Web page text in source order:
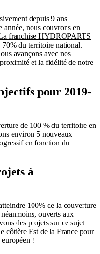
depuis 9 ans
année, nous couvrons en
franchise HYDROPARTS
du territoire national.
avançons avec nos
et la fidélité de notre
pour 2019-
de 100 % du territoire en
environ 5 nouveaux
en fonction du
à
100% de la couverture
ouverts aux
des projets sur ce sujet
côtière Est de la France pour
!